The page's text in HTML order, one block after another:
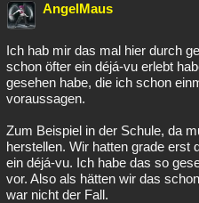
AngelMaus
Ich hab mir das mal hier durch
schon öfter ein déjá-vu erlebt
gesehen habe, die ich schon
voraussagen.
Zum Beispiel in der Schule, da
herstellen. Wir hatten grade erst
ein déjá-vu. Ich habe das so
vor. Also als hätten wir das
war nicht der Fall.